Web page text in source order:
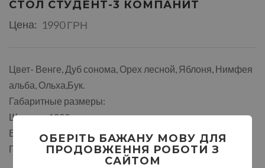
СТОЛ СТУДЕНТ-3 КОМПАНИТ
Цена: 1990 ГРН
Цвет- Венге, Дуб сонома, Орех лесной, Яблоня, Нимфея
альба, Ольха,Бук.
Габаритные размеры:
Ширина: 1200 мм.
Высота: 738 мм.
Глубина: 600 мм.
ОБЕРІТЬ БАЖАНУ МОВУ ДЛЯ
ПРОДОВЖЕННЯ РОБОТИ З
САЙТОМ